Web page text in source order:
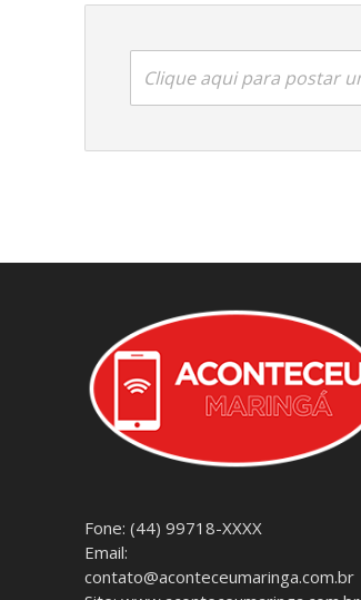
Clique aqui para postar
Fone: (44) 99718-XXXX
Email:
contato@aconteceumaringa.com.br